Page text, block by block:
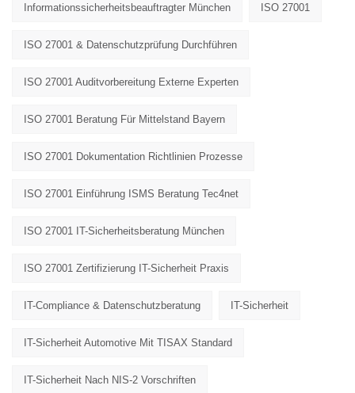
Informationssicherheitsbeauftragter München ISO 27001
ISO 27001 & Datenschutzprüfung Durchführen
ISO 27001 Auditvorbereitung Externe Experten
ISO 27001 Beratung Für Mittelstand Bayern
ISO 27001 Dokumentation Richtlinien Prozesse
ISO 27001 Einführung ISMS Beratung Tec4net
ISO 27001 IT-Sicherheitsberatung München
ISO 27001 Zertifizierung IT-Sicherheit Praxis
IT-Compliance & Datenschutzberatung IT-Sicherheit
IT-Sicherheit Automotive Mit TISAX Standard
IT-Sicherheit Nach NIS-2 Vorschriften